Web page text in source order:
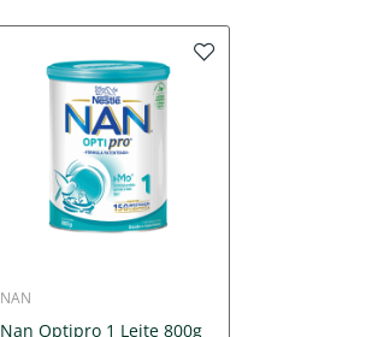
NAN
Nan Optipro 1 Leite 800g